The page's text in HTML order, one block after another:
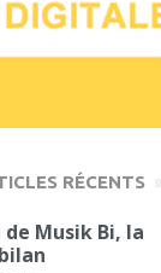
RÉCENTS
de Musik Bi, la